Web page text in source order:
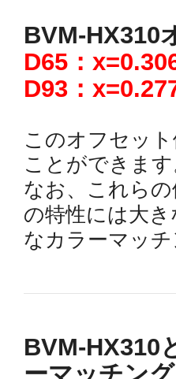
BVM-HX310
D65：
D93：
このオフセッ
ことができます
なお、これら
の特性には大
なカラーマッ
BVM-HX310